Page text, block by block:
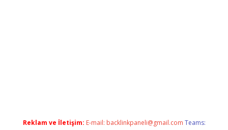
Reklam ve İletişim: E-mail: backlinkpaneli@gmail.com Teams: